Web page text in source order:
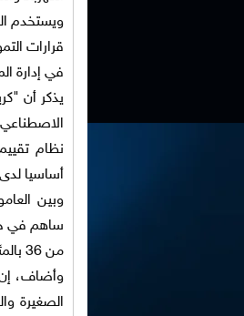
في إدارة
يذكر أن
أساسيا لدى
وبين
من 36 بالمئة عام 2014 إلى أكثر من 60 بالمئة بنهاية 2023.
وأضاف،